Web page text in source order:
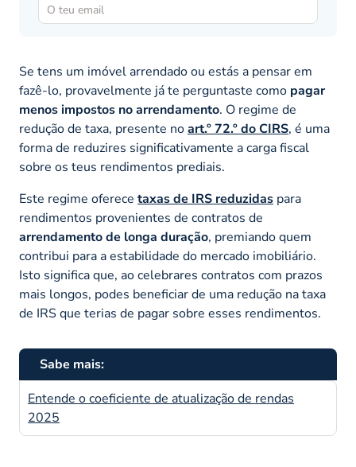
Se tens um imóvel arrendado ou estás a pensar em
fazê-lo, provavelmente já te perguntaste como pagar
menos impostos no arrendamento. O regime de
redução de taxa, presente noart.º 72.º do CIRS, é uma
forma de reduzires significativamente a carga fiscal
sobre os teus rendimentos prediais.
Este regime oferece taxas de IRS reduzidas para
rendimentos provenientes de contratos de
arrendamento de longa duração, premiando quem
contribui para a estabilidade do mercado imobiliário.
Isto significa que, ao celebrares contratos com prazos
mais longos, podes beneficiar de uma redução na taxa
de IRS que terias de pagar sobre esses rendimentos.
Sabe mais:
Entende o coeficiente de atualização de rendas
2025